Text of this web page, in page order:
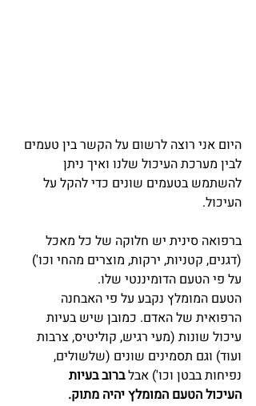
היום אני רוצה לרשום על הקשר בין טעמים
לבין מערכת העיכול שלנו ואיך ניתן
להשתמש בטעמים שונים כדי להקל על
העיכול.
ברפואה סינית יש חלוקה של כל מאכל
(דגנים, קטניות, ירקות, מוצרים מהחי וכו')
על פי הטעם הדומיננטי שלו.
הטעם המומלץ נקבע על פי האבחנה
הרפואית של האדם. כמובן שיש בעיות
עיכול שונות (מעי רגיש, קוליטיס, צרבות
ועוד) וגם תסמינים שונים (שלשולים,
נפיחות בבטן וכו') אבל ברוב בעיות
העיכולהטעם המומלץ יהיה מתוק.